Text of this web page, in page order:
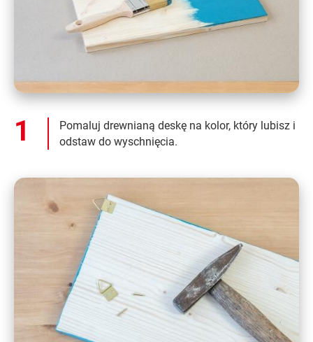
Pomaluj drewnianą deskę na kolor, który lubisz i
odstaw do wyschnięcia.